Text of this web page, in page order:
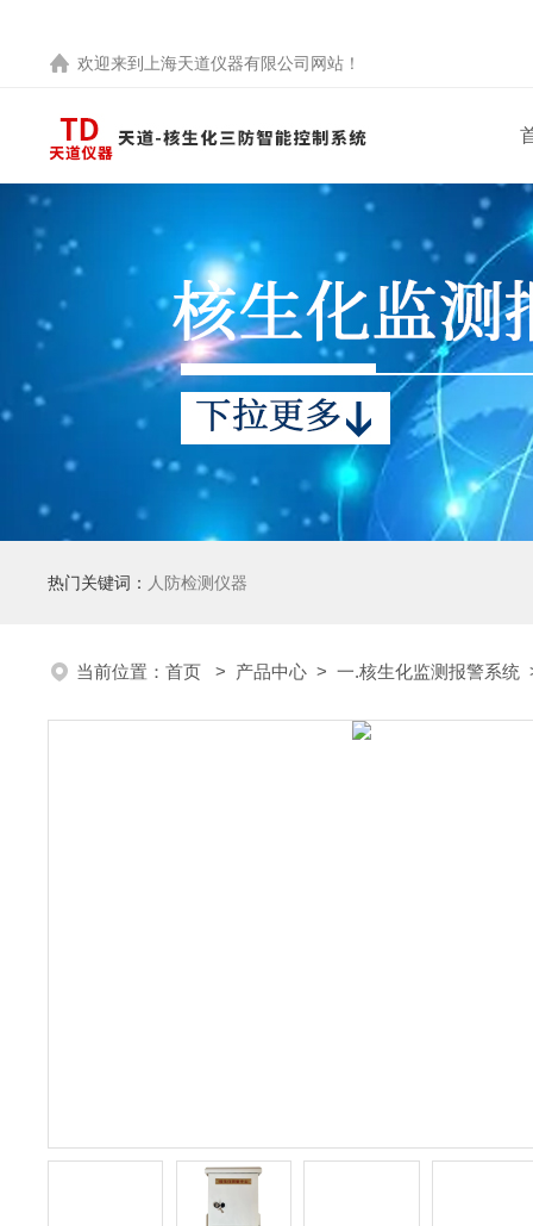
欢迎来到 上海天道仪器有限公司 网站！
热门关键词： 人防检测仪器
当前位置： 首页 > 产品中心 > 一.核生化监测报警系统